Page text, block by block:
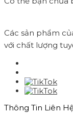
Các sản phẩm
với chất lượng
Thông Tin Liên